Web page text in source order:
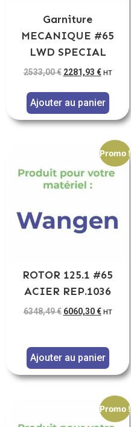
Garniture
MECANIQUE #65
LWD SPECIAL
2533,00€ 2281,93 € HT
Ajouter au panier
Promo !
ROTOR 125.1 #65
ACIER REP.1036
6348,49€ 6060,30€ HT
Ajouter au panier
Promo !